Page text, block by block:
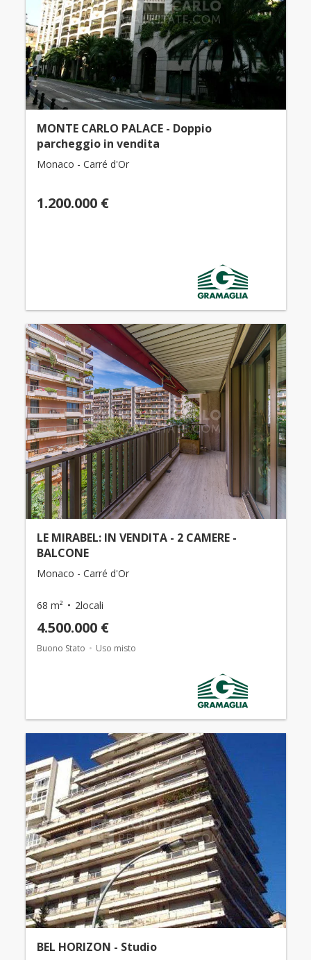
MONTE CARLO PALACE - Doppio
parcheggio in vendita
Monaco - Carré d'Or
1.200.000 €
LE MIRABEL: IN VENDITA - 2 CAMERE -
BALCONE
Monaco - Carré d'Or
68 m² 2locali
4.500.000 €
Buono Stato Uso misto
BEL HORIZON - Studio